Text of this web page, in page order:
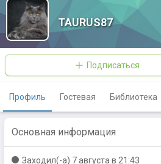
TAURUS87
Подписаться
Профиль Гостевая Библиотека
Основная информация
Заходил(-a) 7 августа в 21:43